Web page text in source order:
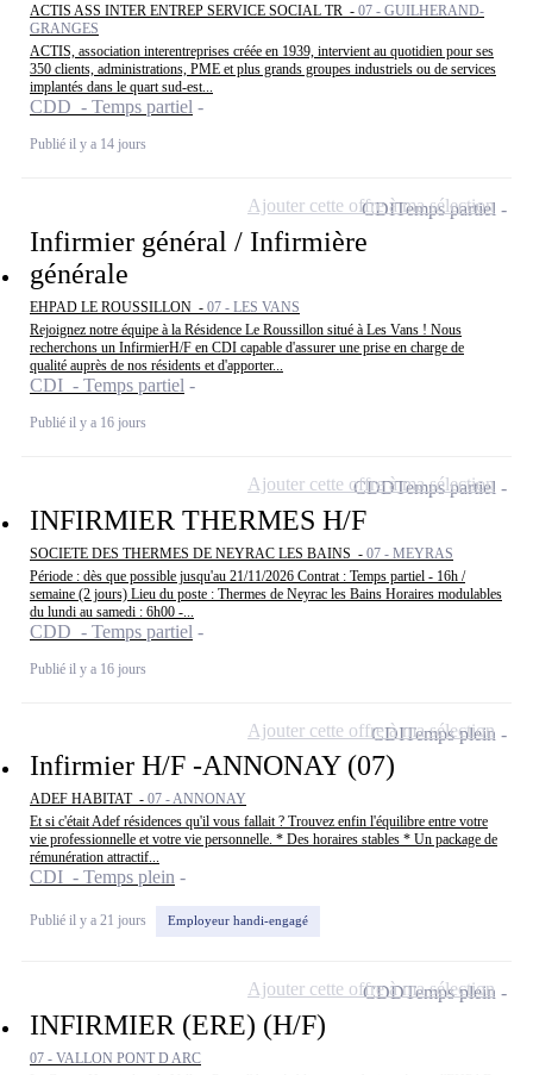
ACTIS ASS INTER ENTREP SERVICE SOCIAL TR - 07 - GUILHERAND-
GRANGES
ACTIS, association interentreprises créée en 1939, intervient au quotidien pour ses
350 clients, administrations, PME et plus grands groupes industriels ou de services
implantés dans le quart sud-est...
CDD - Temps partiel
Publié il y a 14 jours
Infirmier général / Infirmière
générale
EHPAD LE ROUSSILLON - 07 - LES VANS
Rejoignez notre équipe à la Résidence Le Roussillon situé à Les Vans ! Nous
recherchons un InfirmierH/F en CDI capable d'assurer une prise en charge de
qualité auprès de nos résidents et d'apporter...
CDI - Temps partiel
Publié il y a 16 jours
CDITemps partiel
Ajouter cette offre à ma sélection
INFIRMIER THERMES H/F
SOCIETE DES THERMES DE NEYRAC LES BAINS - 07 - MEYRAS
Période : dès que possible jusqu'au 21/11/2026 Contrat : Temps partiel - 16h /
semaine (2 jours) Lieu du poste : Thermes de Neyrac les Bains Horaires modulables
du lundi au samedi : 6h00 -...
CDD - Temps partiel
Publié il y a 16 jours
CDDTemps partiel
Ajouter cette offre à ma sélection
Infirmier H/F -ANNONAY (07)
ADEF HABITAT - 07 - ANNONAY
Et si c'était Adef résidences qu'il vous fallait ? Trouvez enfin l'équilibre entre votre
vie professionnelle et votre vie personnelle. * Des horaires stables * Un package de
rémunération attractif...
CDI - Temps plein
Publié il y a 21 jours Employeur handi-engagé
CDITemps plein
Ajouter cette offre à ma sélection
INFIRMIER (ERE) (H/F)
07 - VALLON PONT D ARC
CDDTemps plein
Ajouter cette offre à ma sélection